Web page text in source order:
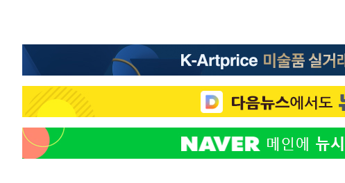
-9562초 전 >선재도서 해루질 나섰다 실종 60대, 닷새 만에 숨진 채 발견
-7096초 전 >
남자 농구, 나고야 아시안게임서 '홈팀' 일본과 한일전
-2699초 전 >극한폭염 한풀 꺾이지만…'낮 최고 35도' 무더위, 열대야 계속[다음
주 날씨]
4분 전 >축구협회 "압수수색·성접대 논란 사과…쇄신의 기회로 삼겠다"
29분 전 >[속보]'압수수색·성접대 논란' 축구협회 "실망과 걱정 안겨드려 죄송"
3시간 전 >'최고 37도' 폭염 지속…강원동해안 최대 150㎜ 비